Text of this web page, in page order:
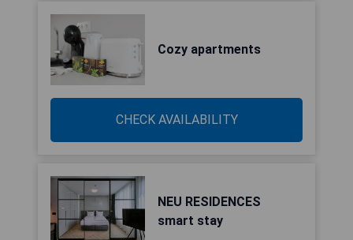
Cozy apartments
CHECK AVAILABILITY
NEU RESIDENCES
smart stay